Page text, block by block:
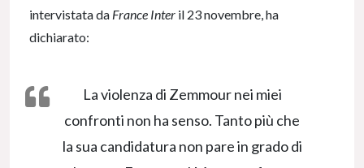
intervistata da France Inter il 23 novembre, ha
dichiarato:
La violenza di Zemmour nei miei
confronti non ha senso. Tanto più che
la sua candidatura non pare in grado di